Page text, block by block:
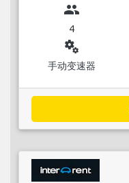
group
4
miscellaneous_services
手动变速器